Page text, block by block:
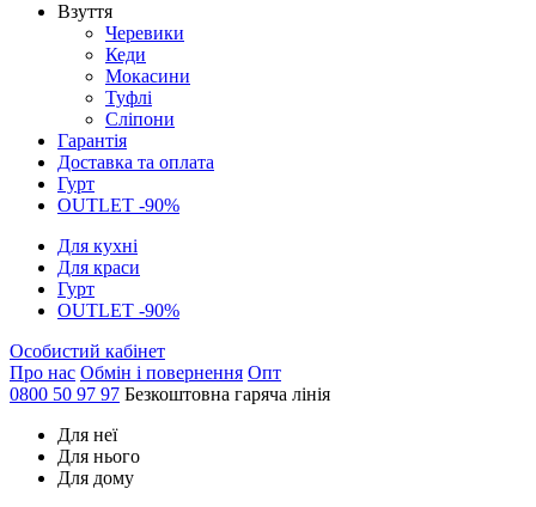
Взуття
Черевики
Кеди
Мокасини
Туфлі
Сліпони
Гарантія
Доставка та оплата
Гурт
OUTLET -90%
Для кухні
Для краси
Гурт
OUTLET -90%
Особистий кабінет
Про нас Обмін і повернення Опт
0800 50 97 97 Безкоштовна гаряча лінія
Для неї
Для нього
Для дому